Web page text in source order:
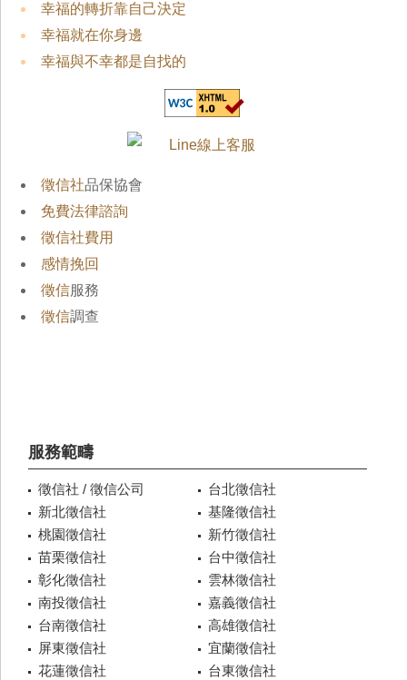
幸福的轉折靠自己決定
幸福就在你身邊
幸福與不幸都是自找的
徵信社品保協會
免費法律諮詢
徵信社費用
感情挽回
徵信服務
徵信調查
服務範疇
徵信社 / 徵信公司
台北徵信社
新北徵信社
基隆徵信社
桃園徵信社
新竹徵信社
苗栗徵信社
台中徵信社
彰化徵信社
雲林徵信社
南投徵信社
嘉義徵信社
台南徵信社
高雄徵信社
屏東徵信社
宜蘭徵信社
花蓮徵信社
台東徵信社